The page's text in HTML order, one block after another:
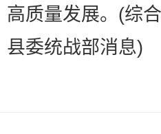
高质量发展。(综
县委统战部消息)